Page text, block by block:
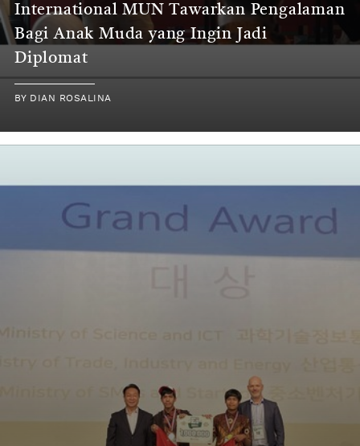
International MUN Tawarkan Pengalaman
Bagi Anak Muda yang Ingin Jadi
Diplomat
BY DIAN ROSALINA